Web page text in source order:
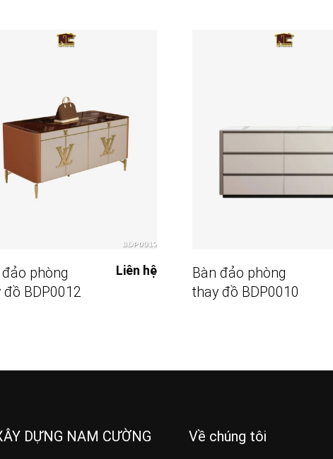
đảo phòng
đồ BDP0012
Liên hệ
Bàn đảo phòng
thay đồ BDP0010
DỰNG NAM CƯỜNG Về chúng tôi